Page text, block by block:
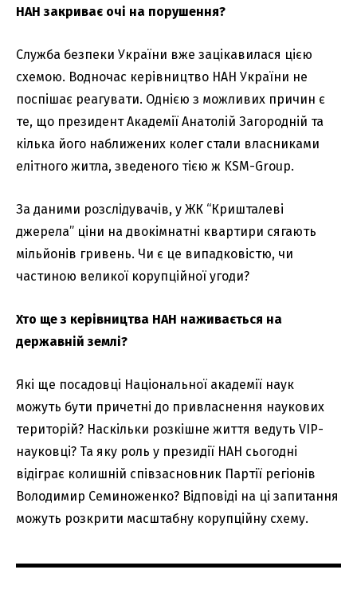
НАН закриває очі на порушення?
Служба безпеки України вже зацікавилася цією
схемою. Водночас керівництво НАН України не
поспішає реагувати. Однією з можливих причин є
те, що президент Академії Анатолій Загородній та
кілька його наближених колег стали власниками
елітного житла, зведеного тією ж KSM-Group.
За даними розслідувачів, у ЖК “Кришталеві
джерела” ціни на двокімнатні квартири сягають
мільйонів гривень. Чи є це випадковістю, чи
частиною великої корупційної угоди?
Хто ще з керівництва НАН наживається на
державній землі?
Які ще посадовці Національної академії наук
можуть бути причетні до привласнення наукових
територій? Наскільки розкішне життя ведуть VIP-
науковці? Та яку роль у президії НАН сьогодні
відіграє колишній співзасновник Партії регіонів
Володимир Семиноженко? Відповіді на ці запитання
можуть розкрити масштабну корупційну схему.